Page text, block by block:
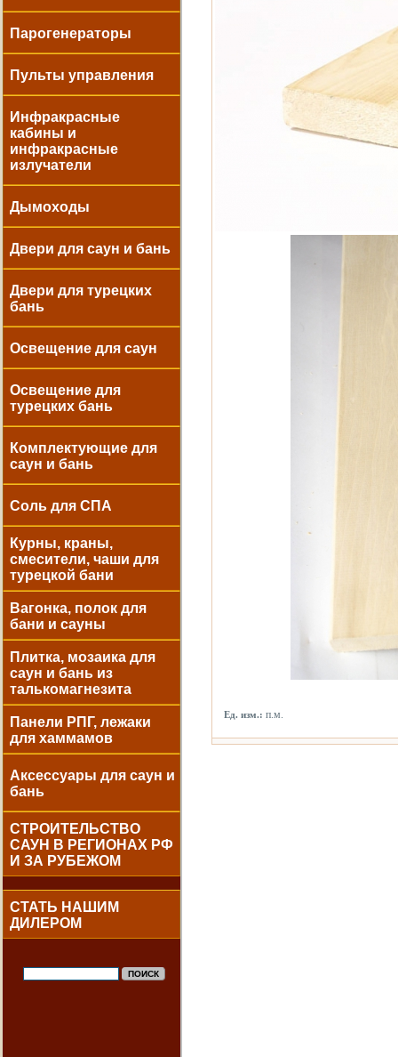
Парогенераторы
Пульты управления
Инфракрасные
кабины и
инфракрасные
излучатели
Дымоходы
Двери для саун и бань
Двери для турецких
бань
Освещение для саун
Освещение для
турецких бань
Комплектующие для
саун и бань
Соль для СПА
Курны, краны,
смесители, чаши для
турецкой бани
Вагонка, полок для
бани и сауны
Плитка, мозаика для
саун и бань из
талькомагнезита
Панели РПГ, лежаки
для хаммамов
Аксессуары для саун и
бань
СТРОИТЕЛЬСТВО
САУН В РЕГИОНАХ РФ
И ЗА РУБЕЖОМ
СТАТЬ НАШИМ
ДИЛЕРОМ
Ед. изм.: п.м.